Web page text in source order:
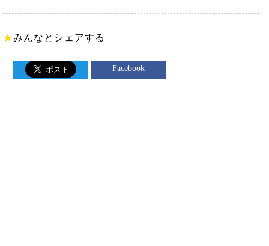
★みんなとシェアする
Facebook